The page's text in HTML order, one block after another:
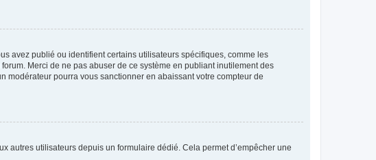
avez publié ou identifient certains utilisateurs spécifiques, comme les
Merci de ne pas abuser de ce système en publiant inutilement des
modérateur pourra vous sanctionner en abaissant votre compteur de
autres utilisateurs depuis un formulaire dédié. Cela permet d’empêcher une